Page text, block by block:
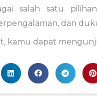
salah satu
dan
kamu dapat